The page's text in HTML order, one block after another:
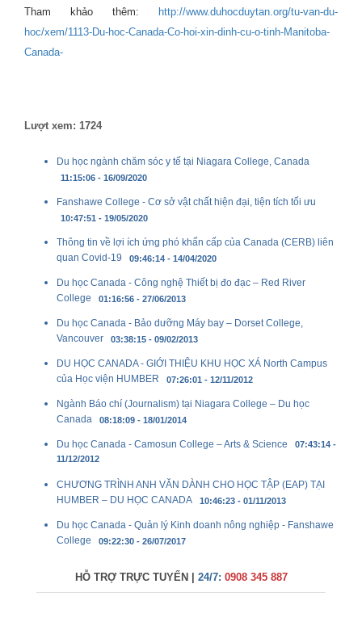
Tham khảo thêm:
http://www.duhocduytan.org/tu-van-du-
hoc/xem/1113-Du-hoc-Canada-Co-hoi-xin-dinh-cu-o-tinh-Manitoba-
Canada-
Lượt xem: 1724
Du học ngành chăm sóc y tế tại Niagara College, Canada
11:15:06 - 16/09/2020
Fanshawe College - Cơ sở vật chất hiện đại, tiện tích tối ưu
10:47:51 - 19/05/2020
Thông tin về lợi ích ứng phó khẩn cấp của Canada (CERB) liên
quan Covid-19 09:46:14 - 14/04/2020
Du học Canada - Công nghệ Thiết bị đo đạc – Red River
College 01:16:56 - 27/06/2013
Du học Canada - Bảo dưỡng Máy bay – Dorset College,
Vancouver 03:38:15 - 09/02/2013
DU HỌC CANADA - GIỚI THIỆU KHU HỌC XÁ North Campus
của Học viện HUMBER 07:26:01 - 12/11/2012
Ngành Báo chí (Journalism) tại Niagara College – Du học
Canada 08:18:09 - 18/01/2014
Du học Canada - Camosun College – Arts & Science 07:43:14 -
11/12/2012
CHƯƠNG TRÌNH ANH VĂN DÀNH CHO HỌC TẬP (EAP) TẠI
HUMBER – DU HỌC CANADA 10:46:23 - 01/11/2013
Du học Canada - Quản lý Kinh doanh nông nghiệp - Fanshawe
College 09:22:30 - 26/07/2017
HỖ TRỢ TRỰC TUYẾN | 24/7: 0908 345 887